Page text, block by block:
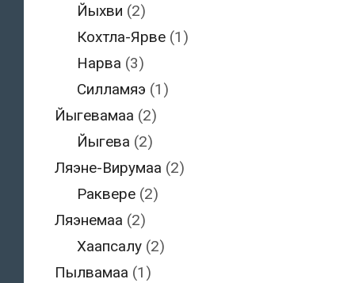
Йыхви (2)
Кохтла-Ярве (1)
Нарва (3)
Силламяэ (1)
Йыгевамаа (2)
Йыгева (2)
Ляэне-Вирумаа (2)
Раквере (2)
Ляэнемаа (2)
Хаапсалу (2)
Пылвамаа (1)